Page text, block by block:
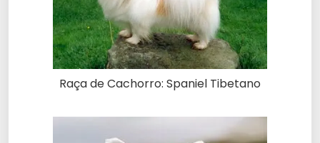
Raça de Cachorro: Spaniel Tibetano